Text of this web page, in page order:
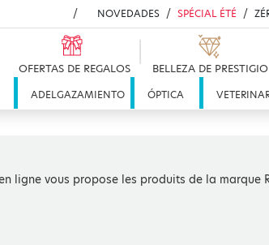
NOVEDADES SPÉCIAL ÉTÉ
OFERTAS DE REGALOS BELLEZA DE PRESTIGIO
ADELGAZAMIENTO ÓPTICA
ligne vous propose les produits de la marque